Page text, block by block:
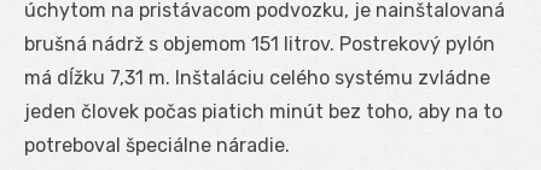
úchytom na pristávacom podvozku, je nainštalovaná
brušná nádrž s objemom 151 litrov. Postrekový pylón
má dĺžku 7,31 m. Inštaláciu celého systému zvládne
jeden človek počas piatich minút bez toho, aby na to
potreboval špeciálne náradie.